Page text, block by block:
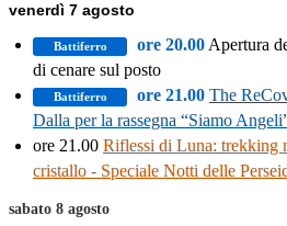
venerdì 7 agosto
Battiferro ore 20.00Apertura
di cenare sul posto
Battiferro ore 21.00 The
Dalla per la rassegna “Siamo
ore 21.00 Riflessi di Luna: trekking
cristallo - Speciale Notti delle
sabato 8 agosto